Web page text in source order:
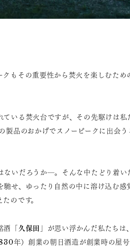
もその重要性から焚火を楽しむため
いる焚火台ですが、その先駆けは私
製品のおかげでスノーピークに出会
ないだろうか―。そんな中たどり着い
せ、ゆったり自然の中に溶け込む感
のです。
酒「久保田 」が思い浮かんだ私たちは
年）創業の朝日酒造が創業時の屋